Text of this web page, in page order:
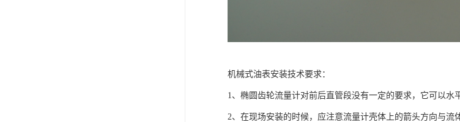
机械式油表安装技术要求：
1、椭圆齿轮流量计对前后直管段没有一定的要求，它可以水
2、在现场安装的时候，应注意流量计壳体上的箭头方向与流